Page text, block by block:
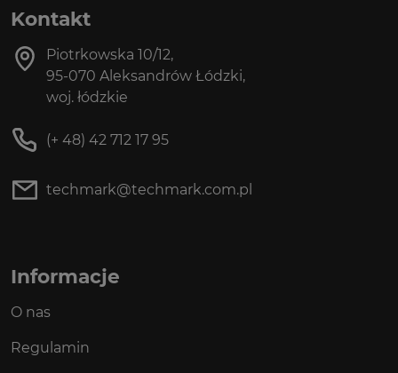
Kontakt
Piotrkowska 10/12,
95-070 Aleksandrów Łódzki,
woj. łódzkie
(+ 48) 42 712 17 95
techmark@techmark.com.pl
Informacje
O nas
Regulamin